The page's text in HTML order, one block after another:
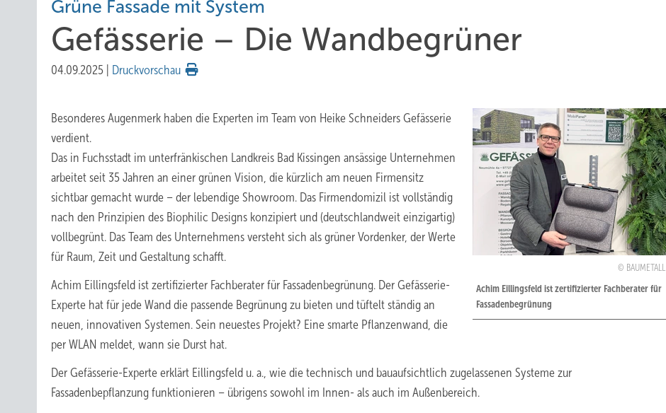
Grüne Fassade mit System
Gefässerie – Die Wandbegrüner
04.09.2025 Druckvorschau
BAUMETALL
Achim Eillingsfeld ist zertifizierter Fachberater für
Fassadenbegrünung
Besonderes Augenmerk haben die Experten im Team von Heike Schneiders Gefässerie
verdient.
Das in Fuchsstadt im unterfränkischen Landkreis Bad Kissingen ansässige Unternehmen
arbeitet seit 35 Jahren an einer grünen Vision, die kürzlich am neuen Firmensitz
sichtbar gemacht wurde – der lebendige Showroom. Das Firmendomizil ist vollständig
nach den Prinzipien des Biophilic Designs konzipiert und (deutschlandweit einzigartig)
vollbegrünt. Das Team des Unternehmens versteht sich als grüner Vordenker, der Werte
für Raum, Zeit und Gestaltung schafft.
Achim Eillingsfeld ist zertifizierter Fachberater für Fassadenbegrünung. Der Gefässerie-
Experte hat für jede Wand die passende Begrünung zu bieten und tüftelt ständig an
neuen, innovativen Systemen. Sein neuestes Projekt? Eine smarte Pflanzenwand, die
per WLAN meldet, wann sie Durst hat.
Der Gefässerie-Experte erklärt Eillingsfeld u. a., wie die technisch und bauaufsichtlich zugelassenen Systeme zur
Fassadenbepflanzung funktionieren – übrigens sowohl im Innen- als auch im Außenbereich.